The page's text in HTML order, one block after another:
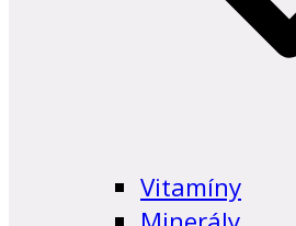
Vitamíny